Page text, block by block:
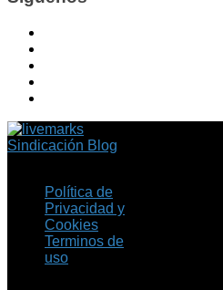
Sindicación Blog
Política de
Privacidad y
Cookies
Terminos de
uso